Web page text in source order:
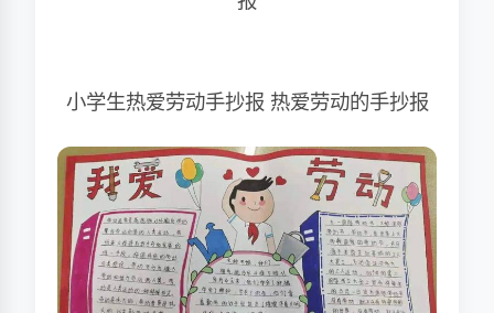
小学生热爱劳动手抄报 热爱劳动的手抄报